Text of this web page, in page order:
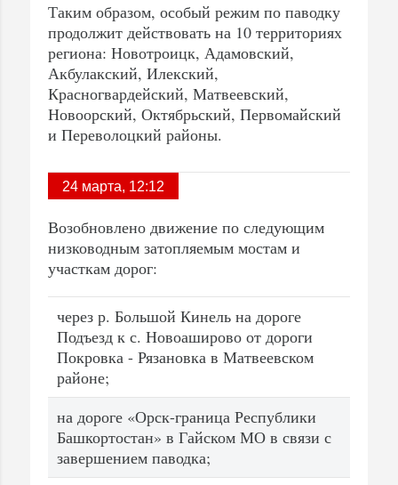
Таким образом, особый режим по паводку
продолжит действовать на 10 территориях
региона: Новотроицк, Адамовский,
Акбулакский, Илекский,
Красногвардейский, Матвеевский,
Новоорский, Октябрьский, Первомайский
и Переволоцкий районы.
24 марта, 12:12
Возобновлено движение по следующим
низководным затопляемым мостам и
участкам дорог:
через р. Большой Кинель на дороге
Подъезд к с. Новоаширово от дороги
Покровка - Рязановка в Матвеевском
районе;
на дороге «Орск-граница Республики
Башкортостан» в Гайском МО в связи с
завершением паводка;